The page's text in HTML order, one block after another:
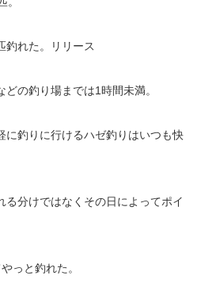
釣れた。リリース
の釣り場までは1時間未満。
に釣りに行けるハゼ釣りはいつも快
る分けではなくその日によってポイ
っと釣れた。